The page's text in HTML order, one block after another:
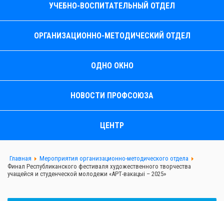
УЧЕБНО-ВОСПИТАТЕЛЬНЫЙ ОТДЕЛ
ОРГАНИЗАЦИОННО-МЕТОДИЧЕСКИЙ ОТДЕЛ
ОДНО ОКНО
НОВОСТИ ПРОФСОЮЗА
ЦЕНТР
Главная
Мероприятия организационно-методического отдела
Финал Республиканского фестиваля художественного творчества
учащейся и студенческой молодежи «АРТ-вакацыі – 2025»